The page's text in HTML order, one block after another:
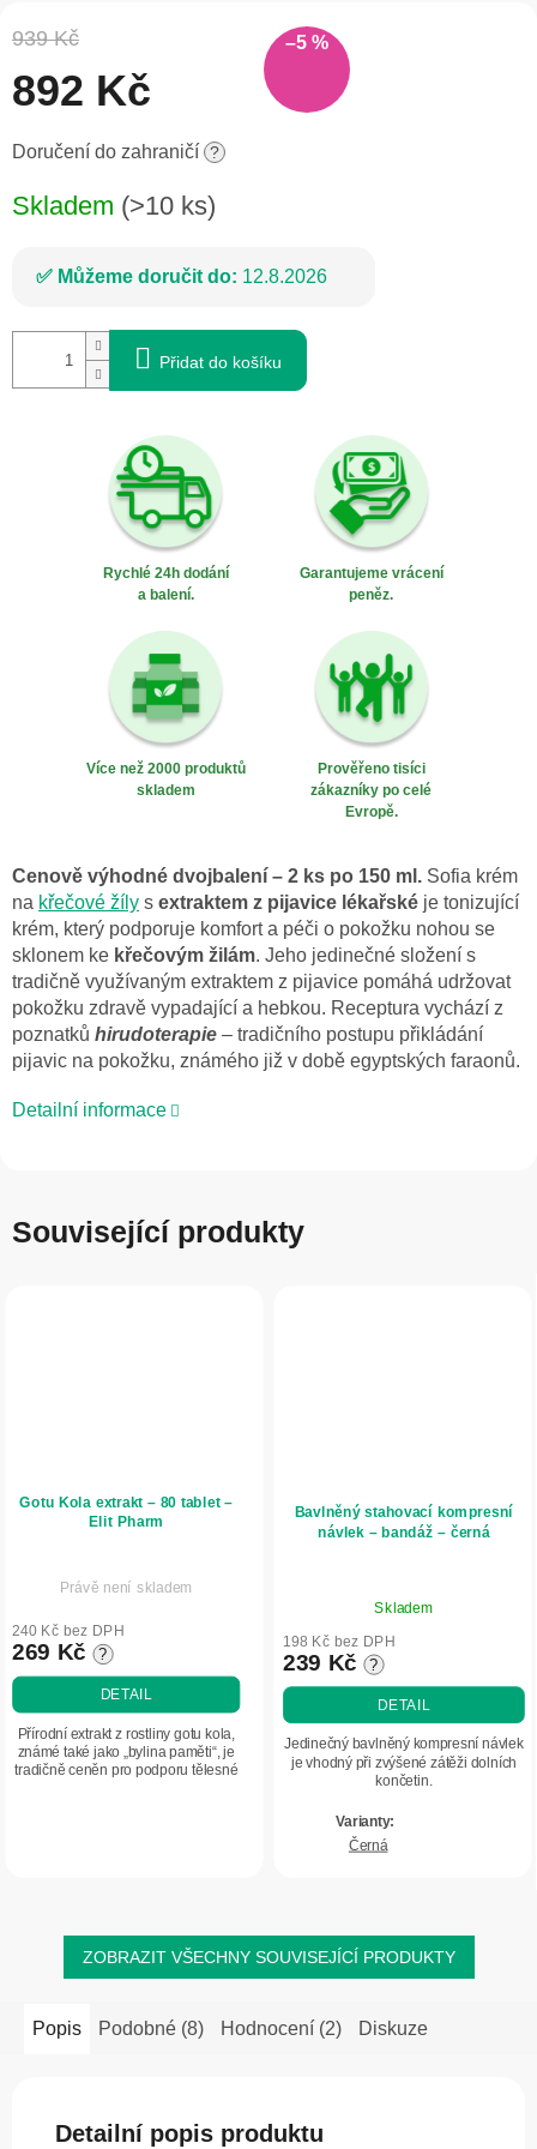
939 Kč –5 %
892 Kč
Měrná
Doručení do zahraničí ?
Skladem (>10 ks)
Můžeme doručit do: 12.8.2026
Přidat do košíku
Rychlé 24h dodání
a balení.
Garantujeme vrácení
peněz.
Více než 2000 produktů
skladem
Prověřeno tisíci
zákazníky po celé
Evropě.
Cenově výhodné dvojbalení – 2 ks po 150 ml. Sofia krém
na křečové žíly s extraktem z pijavice lékařské je tonizující
krém, který podporuje komfort a péči o pokožku nohou se
sklonem ke křečovým žilám. Jeho jedinečné složení s
tradičně využívaným extraktem z pijavice pomáhá udržovat
pokožku zdravě vypadající a hebkou. Receptura vychází z
poznatků hirudoterapie – tradičního postupu přikládání
pijavic na pokožku, známého již v době egyptských faraonů.
Detailní informace
Související produkty
Gotu Kola extrakt – 80 tablet –
Elit Pharm
Právě není skladem
240 Kč bez DPH
269 Kč ?
DETAIL
Přírodní extrakt z rostliny gotu kola,
známé také jako „bylina paměti“, je
tradičně ceněn pro podporu tělesné
Bavlněný stahovací kompresní
návlek – bandáž – černá
produktu
je
5,0
z
5
hvězdiček.
Skladem
198 Kč bez DPH
239 Kč ?
DETAIL
Jedinečný bavlněný kompresní návlek
je vhodný při zvýšené zátěži dolních
končetin.
Černá
ZOBRAZIT VŠECHNY SOUVISEJÍCÍ PRODUKTY
Popis Podobné (8) Hodnocení (2) Diskuze
Detailní popis produktu